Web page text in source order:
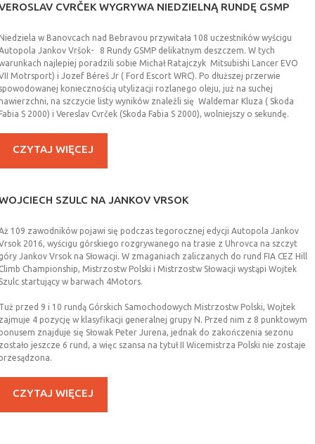
CVRČEK WYGRYWA NIEDZIELNĄ RUNDĘ GSMP
w Banovcach nad Bebravou przywitała 108 uczestników wyścigu
Jankov Vršok- 8 Rundy GSMP delikatnym deszczem. W tych
najlepiej poradzili sobie Michał Ratajczyk Mitsubishi Lancer EVO
Motrsport) i Jozef Béreš Jr ( Ford Escort WRC). Po dłuższej przerwie
koniecznością utylizacji rozlanego oleju, już na suchej
na szczycie listy wyników znaleźli się Waldemar Kluza ( Skoda
S 2000) i Vereslav Cvrček (Skoda Fabia S 2000), wolniejszy o sekundę.
CZYTAJ WIĘCEJ
SZULC NA JANKOV VRSOK
109 zawodników pojawi się podczas tegorocznej edycji Autopola Jankov
2016, wyścigu górskiego rozgrywanego na trasie z Uhrovca na szczyt
Jankov Vrsok na Słowacji. W zmaganiach zaliczanych do rund FIA CEZ Hill
Championship, Mistrzostw Polski i Mistrzostw Słowacji wystąpi Wojtek
startujący w barwach 4Motors.
przed 9 i 10 rundą Górskich Samochodowych Mistrzostw Polski, Wojtek
4 pozycję w klasyfikacji generalnej grupy N. Przed nim z 8 punktowym
znajduje się Słowak Peter Jurena, jednak do zakończenia sezonu
jeszcze 6 rund, a więc szansa na tytuł II Wicemistrza Polski nie zostaje
CZYTAJ WIĘCEJ